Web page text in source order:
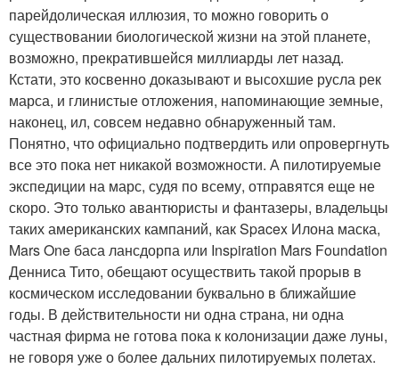
парейдолическая иллюзия, то можно говорить о
существовании биологической жизни на этой планете,
возможно, прекратившейся миллиарды лет назад.
Кстати, это косвенно доказывают и высохшие русла рек
марса, и глинистые отложения, напоминающие земные,
наконец, ил, совсем недавно обнаруженный там.
Понятно, что официально подтвердить или опровергнуть
все это пока нет никакой возможности. А пилотируемые
экспедиции на марс, судя по всему, отправятся еще не
скоро. Это только авантюристы и фантазеры, владельцы
таких американских кампаний, как Spacex Илона маска,
Mars One баса лансдорпа или Inspiration Mars Foundation
Денниса Тито, обещают осуществить такой прорыв в
космическом исследовании буквально в ближайшие
годы. В действительности ни одна страна, ни одна
частная фирма не готова пока к колонизации даже луны,
не говоря уже о более дальних пилотируемых полетах.